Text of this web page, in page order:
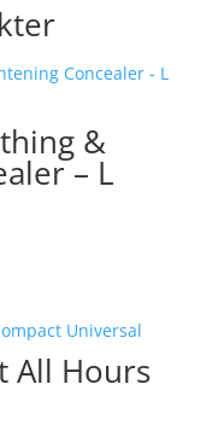
&
– L
All Hours